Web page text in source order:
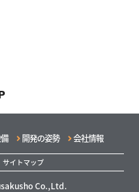
開発の姿勢 会社情報
サイトマップ
Co.,Ltd.